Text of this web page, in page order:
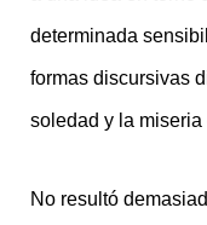
determinada
formas discursivas
soledad y la miseria
No resultó